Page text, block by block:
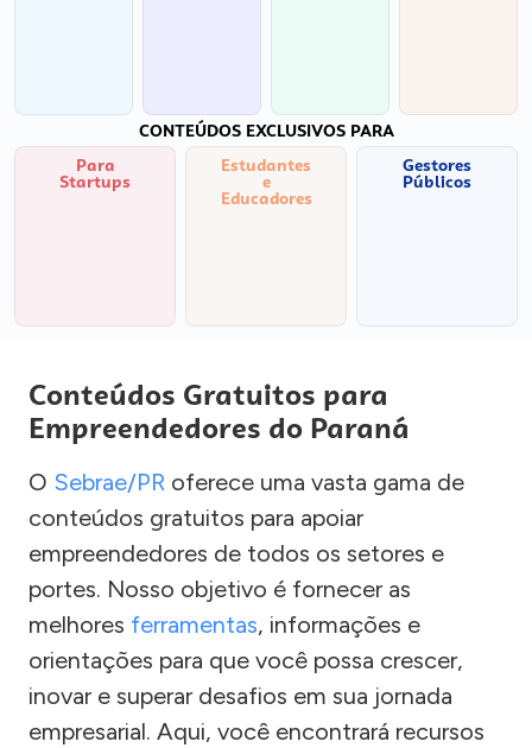
CONTEÚDOS EXCLUSIVOS PARA
Para
Startups
Estudantes
e
Educadores
Gestores
Públicos
Conteúdos Gratuitos para
Empreendedores do Paraná
O Sebrae/PR oferece uma vasta gama de
conteúdos gratuitos para apoiar
empreendedores de todos os setores e
portes. Nosso objetivo é fornecer as
melhores ferramentas, informações e
orientações para que você possa crescer,
inovar e superar desafios em sua jornada
empresarial. Aqui, você encontrará recursos